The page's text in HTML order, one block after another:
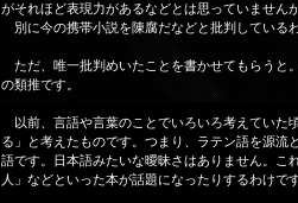
がそれほど表現力があるなどとは思っていません
別に今の携帯小説を陳腐だなどと批判している
ただ、唯一批判めいたことを書かせてもらうと
の類推です。
以前、言語や言葉のことでいろいろ考えていた
る」と考えたものです。つまり、ラテン語を源
語です。日本語みたいな曖昧さはありません。こ
人」などといった本が話題になったりするわけです